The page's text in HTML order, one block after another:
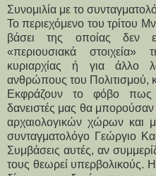
Συνομιλία με το
Το περιεχόμενο του τρίτου
βάσει της οποίας δεν
«περιουσιακά
κυριαρχίας ή για άλλο
ανθρώπους του Πολιτισμού,
Εκφράζουν το φόβο
δανειστές μας θα
αρχαιολογικών χώρων και
συνταγματολόγο Γεώργιο
Συμβάσεις αυτές, αν
τους θεωρεί υπερβολικούς.